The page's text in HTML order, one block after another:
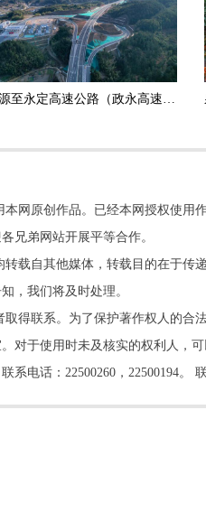
网原创作品。已经本网授权使用
兄弟网站开展平等合作。
载自其他媒体，转载目的在于传
，我们将及时处理。
得联系。为了保护著作权人的合
对于使用时未及核实的权利人，
电话：22500260，22500194。 联